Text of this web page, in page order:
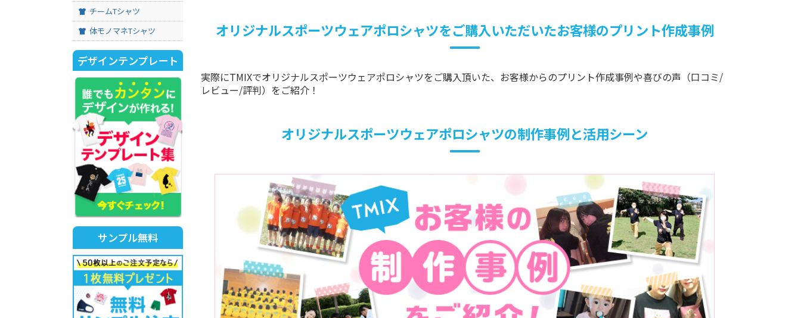
オリジナルスポーツウェアポロシャツをご購入いただいたお客様のプリント作成事例
実際にTMIXでオリジナルスポーツウェアポロシャツをご購入頂いた、お客様からのプリント作成事例や喜びの声（口コミ/
レビュー/評判）をご紹介！
オリジナルスポーツウェアポロシャツの制作事例と活用シーン
チームTシャツ
体モノマネTシャツ
デザインテンプレート
サンプル無料